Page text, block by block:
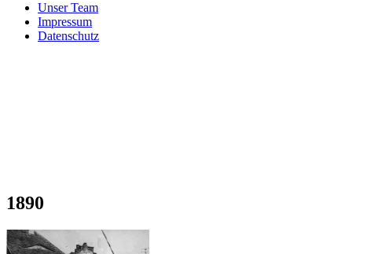
Unser Team
Impressum
Datenschutz
1890